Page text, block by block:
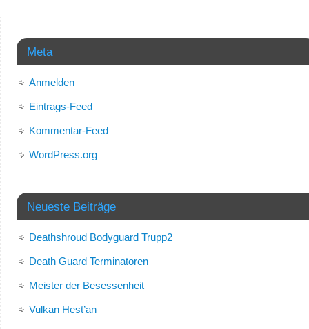
Meta
Anmelden
Eintrags-Feed
Kommentar-Feed
WordPress.org
Neueste Beiträge
Deathshroud Bodyguard Trupp2
Death Guard Terminatoren
Meister der Besessenheit
Vulkan Hest’an